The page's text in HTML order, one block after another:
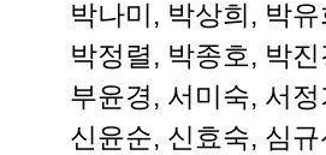
박나미, 박상희, 박
박정렬, 박종호, 박
부윤경, 서미숙, 서
신윤순, 신효숙, 심